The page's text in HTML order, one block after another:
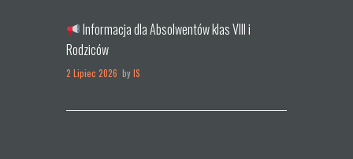
Informacja dla Absolwentów klas VIII i
Rodziców
2 Lipiec 2026 byIS